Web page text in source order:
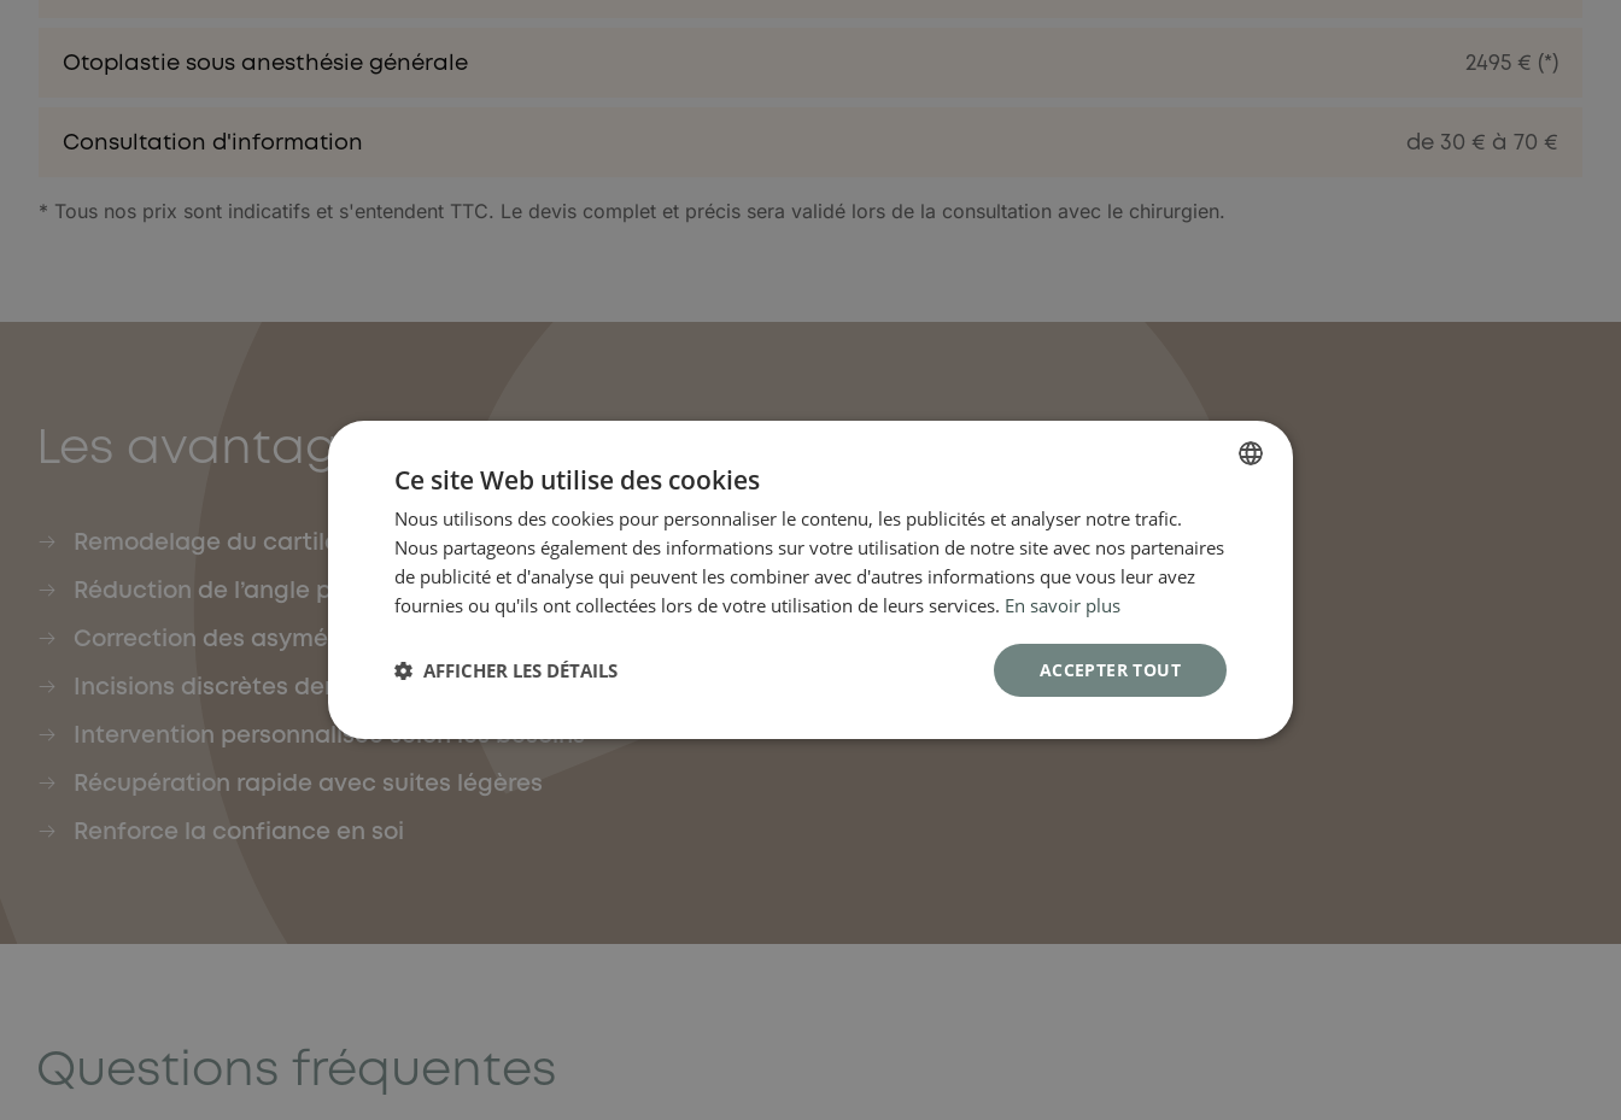
Otoplastie sous anesthésie générale 2495 € (*)
Consultation d'information de 30 € à 70 €
* Tous nos prix sont indicatifs et s'entendent TTC. Le devis complet et précis sera validé lors de la consultation avec le chirurgien.
Les avantages de l'otoplastie
Remodelage du cartilage pour un résultat naturel
Réduction de l’angle pavillon-crâne
Correction des asymétries
Incisions discrètes derrière l’oreille
Intervention personnalisée selon les besoins
Récupération rapide avec suites légères
Renforce la confiance en soi
Questions fréquentes
ENGLISH
Ce site Web utilise des cookies
Nous utilisons des cookies pour personnaliser le contenu, les publicités et analyser notre trafic.
Nous partageons également des informations sur votre utilisation de notre site avec nos partenaires
de publicité et d'analyse qui peuvent les combiner avec d'autres informations que vous leur avez
fournies ou qu'ils ont collectées lors de votre utilisation de leurs services. En savoir plus
ACCEPTER TOUT
AFFICHER LES DÉTAILS